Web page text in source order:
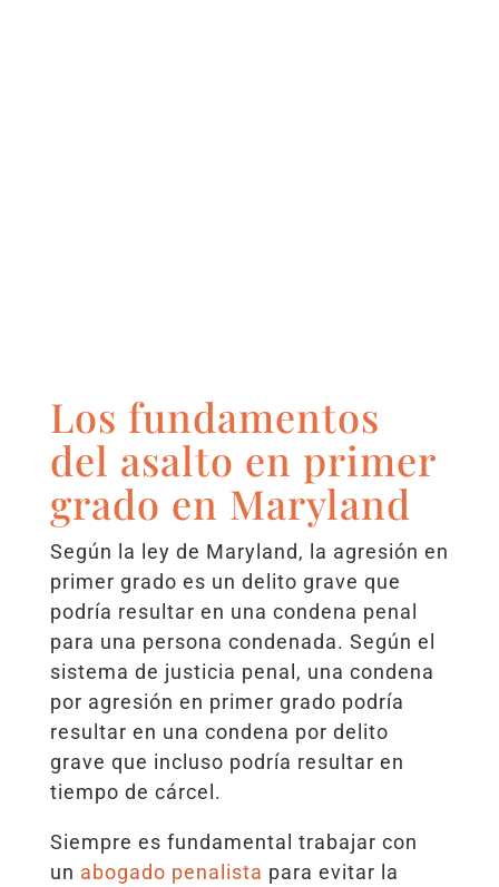
Los fundamentos
del asalto en primer
grado en Maryland
Según la ley de Maryland, la agresión en
primer grado es un delito grave que
podría resultar en una condena penal
para una persona condenada. Según el
sistema de justicia penal, una condena
por agresión en primer grado podría
resultar en una condena por delito
grave que incluso podría resultar en
tiempo de cárcel.
Siempre es fundamental trabajar con
un abogado penalista para evitar la